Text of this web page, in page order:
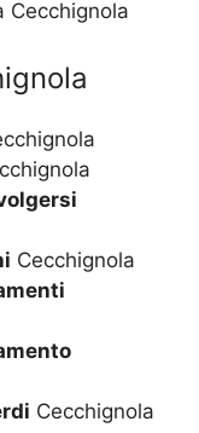
Cecchignola
Cecchignola
Cecchignola